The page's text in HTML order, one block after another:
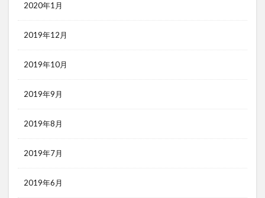
2020年1月
2019年12月
2019年10月
2019年9月
2019年8月
2019年7月
2019年6月